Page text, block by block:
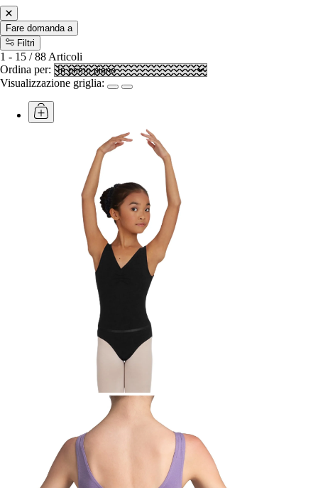
Fare domanda a
Filtri
1 - 15 / 88 Articoli
Ordina per:
Visualizzazione griglia: